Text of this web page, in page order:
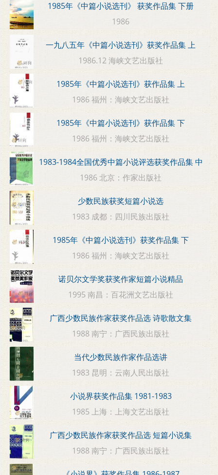
1985年《中篇小说选刊》 获奖作品集 下册
1986
一九八五年《中篇小说选刊》获奖作品集 上
1986.12 海峡文艺出版社
1985年《中篇小说选刊》获作品集 上
1986 福州：海峡文艺出版社
1985年《中篇小说选刊》获作品集 下
1986 福州：海峡文艺出版社
1983-1984全国优秀中篇小说评选获奖作品集 中
1986 北京：作家出版社
少数民族获奖短篇小说选
1983 成都：四川民族出版社
1985年《中篇小说选刊》获奖作品集 下
1986 福州：海峡文艺出版社
诺贝尔文学奖获奖作家短篇小说精品
1995 南昌：百花洲文艺出版社
广西少数民族作家获奖作品选 诗歌散文集
1988 南宁：广西民族出版社
当代少数民族作家作品选讲
1983 昆明：云南人民出版社
小说界获奖作品集 1981-1983
1985 上海：上海文艺出版社
广西少数民族作家获奖作品选 短篇小说集
1988 南宁：广西民族出版社